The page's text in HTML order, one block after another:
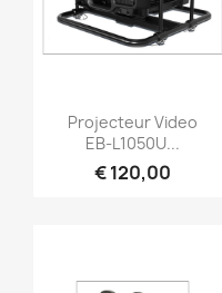
Snel bekijken
Projecteur Video
EB‑L1050U...
€ 120,00